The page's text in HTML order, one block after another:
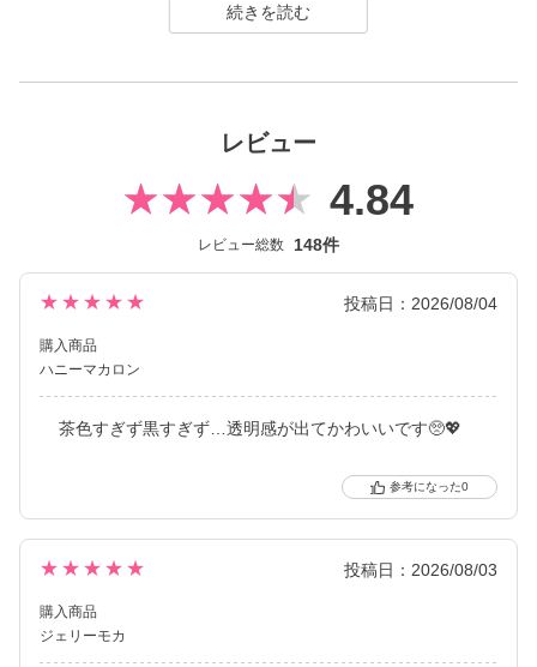
とデカ目な黒コンまで豊富なカラーラインナップ。
SNSでもばっちり映えてそれどこの？って聞かれること間違いな
レビュー
4.84
レビュー総数 148件
★★★★★ 投稿日：2026/08/04
購入商品
ハニーマカロン
茶色すぎず黒すぎず…透明感が出てかわいいです🥺💖
0
★★★★★ 投稿日：2026/08/03
購入商品
ジェリーモカ